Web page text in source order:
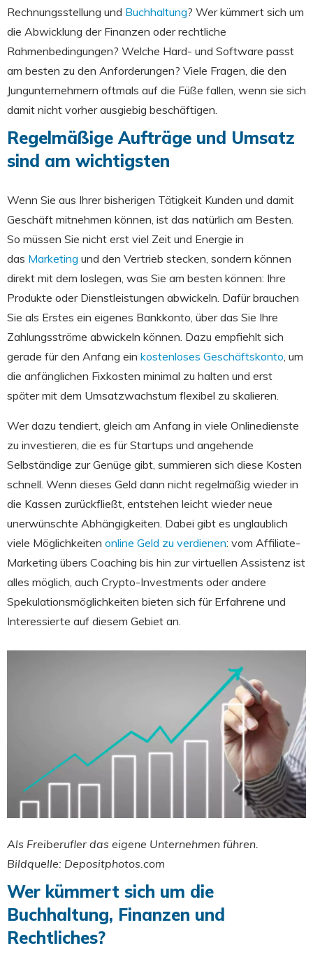
Rechnungsstellung und Buchhaltung? Wer kümmert sich um
die Abwicklung der Finanzen oder rechtliche
Rahmenbedingungen? Welche Hard- und Software passt
am besten zu den Anforderungen? Viele Fragen, die den
Jungunternehmern oftmals auf die Füße fallen, wenn sie sich
damit nicht vorher ausgiebig beschäftigen.
Regelmäßige Aufträge und Umsatz
sind am wichtigsten
Wenn Sie aus Ihrer bisherigen Tätigkeit Kunden und damit
Geschäft mitnehmen können, ist das natürlich am Besten.
So müssen Sie nicht erst viel Zeit und Energie in
das Marketing und den Vertrieb stecken, sondern können
direkt mit dem loslegen, was Sie am besten können: Ihre
Produkte oder Dienstleistungen abwickeln. Dafür brauchen
Sie als Erstes ein eigenes Bankkonto, über das Sie Ihre
Zahlungsströme abwickeln können. Dazu empfiehlt sich
gerade für den Anfang ein kostenloses Geschäftskonto, um
die anfänglichen Fixkosten minimal zu halten und erst
später mit dem Umsatzwachstum flexibel zu skalieren.
Wer dazu tendiert, gleich am Anfang in viele Onlinedienste
zu investieren, die es für Startups und angehende
Selbständige zur Genüge gibt, summieren sich diese Kosten
schnell. Wenn dieses Geld dann nicht regelmäßig wieder in
die Kassen zurückfließt, entstehen leicht wieder neue
unerwünschte Abhängigkeiten. Dabei gibt es unglaublich
viele Möglichkeiten online Geld zu verdienen: vom Affiliate-
Marketing übers Coaching bis hin zur virtuellen Assistenz ist
alles möglich, auch Crypto-Investments oder andere
Spekulationsmöglichkeiten bieten sich für Erfahrene und
Interessierte auf diesem Gebiet an.
Als Freiberufler das eigene Unternehmen führen.
Bildquelle: Depositphotos.com
Wer kümmert sich um die
Buchhaltung, Finanzen und
Rechtliches?